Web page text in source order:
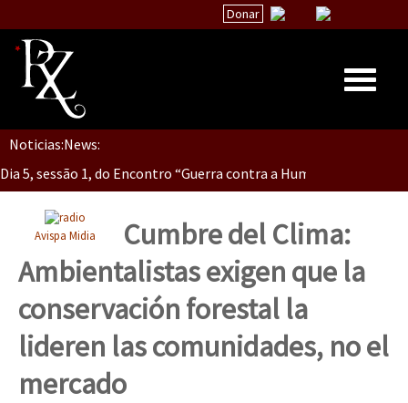
Donar
Inicio
Quiénes Somos
La palabra del EZLN
TEMAS
Chiapas
México
Latinoamérica
Noticias:News:
Dia 5, Sessão 2, Encontro “Guerra contra la Humanidad”
Dia 5, sessão 1, do Encontro “Guerra contra a Humanidade”(As
Dia 4 – Encontro “Guerra contra a Humanidade” (As populações
Avispa Midia
Cumbre del Clima:
Ambientalistas exigen que la
conservación forestal la
lideren las comunidades, no el
mercado